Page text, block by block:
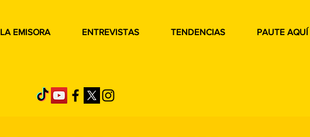
LA EMISORA ENTREVISTAS TENDENCIAS PAUTE AQUÍ